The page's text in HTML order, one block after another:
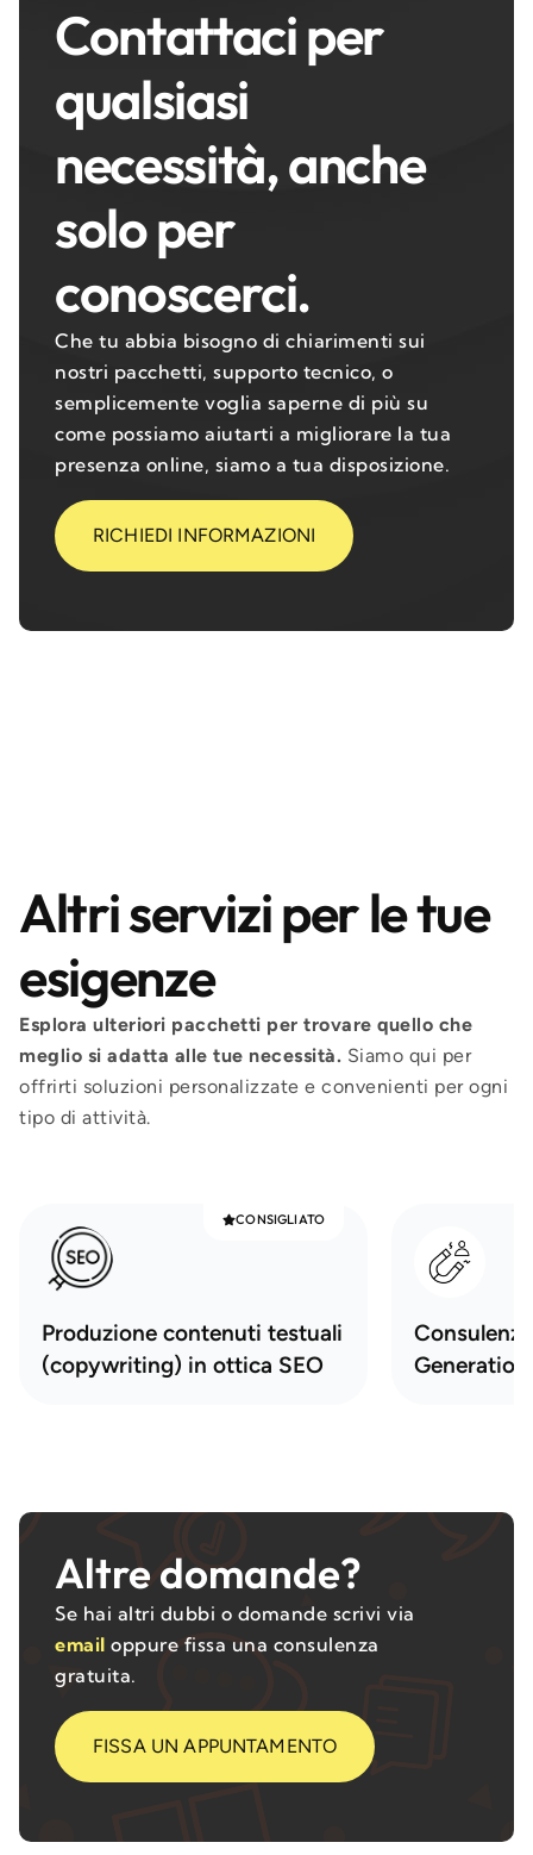
Contattaci per
qualsiasi
necessità, anche
solo per
conoscerci.
Che tu abbia bisogno di chiarimenti sui
nostri pacchetti, supporto tecnico, o
semplicemente voglia saperne di più su
come possiamo aiutarti a migliorare la tua
presenza online, siamo a tua disposizione.
RICHIEDI INFORMAZIONI
Altri servizi per le tue
esigenze
Esplora ulteriori pacchetti per trovare quello che
meglio si adatta alle tue necessità. Siamo qui per
offrirti soluzioni personalizzate e convenienti per ogni
tipo di attività.
CONSIGLIATO
Produzione contenuti testuali
(copywriting) in ottica SEO
Generation
Altre domande?
Se hai altri dubbi o domande scrivi via
email oppure fissa una consulenza
gratuita.
FISSA UN APPUNTAMENTO